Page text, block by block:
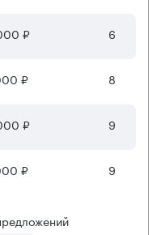
₽ 6
₽ 8
₽ 9
₽ 9